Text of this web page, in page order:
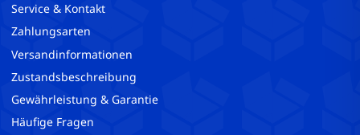
Service & Kontakt
Zahlungsarten
Versandinformationen
Zustandsbeschreibung
Gewährleistung & Garantie
Häufige Fragen